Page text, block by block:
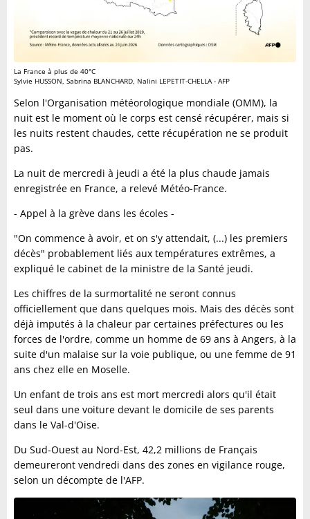
La France à plus de 40°C
Sylvie HUSSON, Sabrina BLANCHARD, Nalini LEPETIT-CHELLA - AFP
Selon l'Organisation météorologique mondiale (OMM), la
nuit est le moment où le corps est censé récupérer, mais si
les nuits restent chaudes, cette récupération ne se produit
pas.
La nuit de mercredi à jeudi a été la plus chaude jamais
enregistrée en France, a relevé Météo-France.
- Appel à la grève dans les écoles -
"On commence à avoir, et on s'y attendait, (...) les premiers
décès" probablement liés aux températures extrêmes, a
expliqué le cabinet de la ministre de la Santé jeudi.
Les chiffres de la surmortalité ne seront connus
officiellement que dans quelques mois. Mais des décès sont
déjà imputés à la chaleur par certaines préfectures ou les
forces de l'ordre, comme un homme de 69 ans à Angers, à la
suite d'un malaise sur la voie publique, ou une femme de 91
ans chez elle en Moselle.
Un enfant de trois ans est mort mercredi alors qu'il était
seul dans une voiture devant le domicile de ses parents
dans le Val-d'Oise.
Du Sud-Ouest au Nord-Est, 42,2 millions de Français
demeureront vendredi dans des zones en vigilance rouge,
selon un décompte de l'AFP.